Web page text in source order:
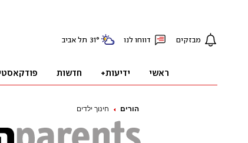
הורים חינוך ילדים